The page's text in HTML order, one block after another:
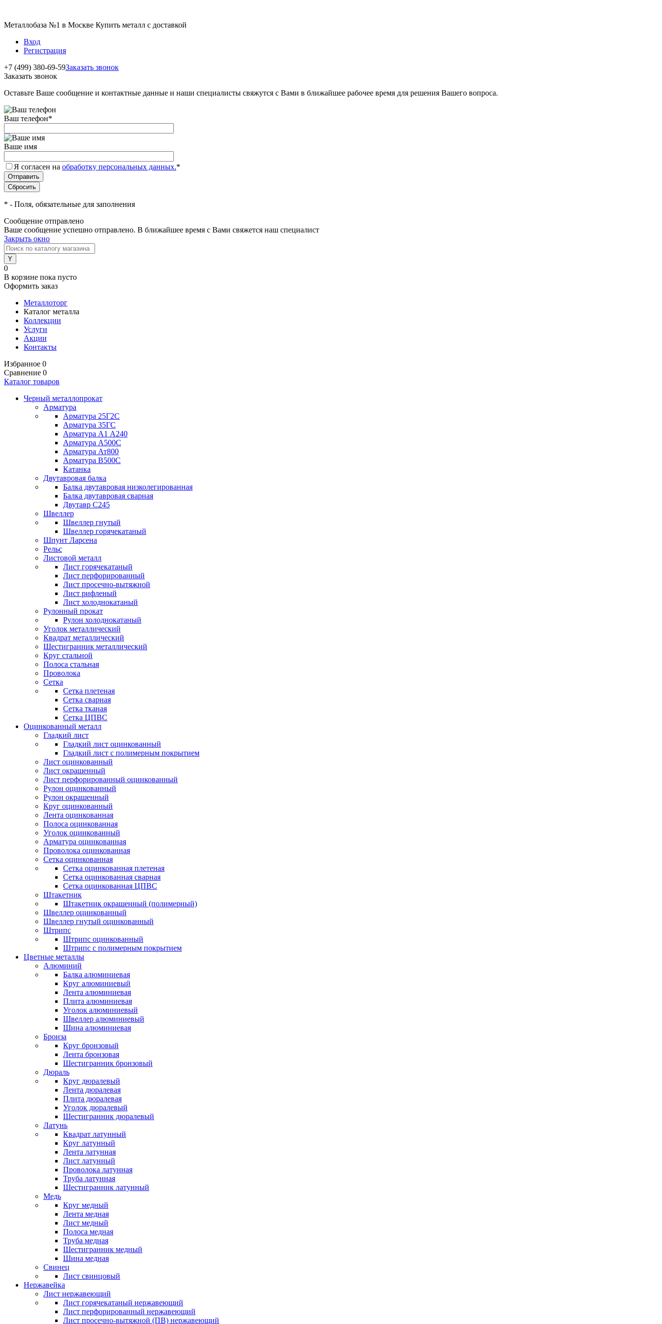
Металлобаза №1 в Москве Купить металл с доставкой
Вход
Регистрация
+7 (499) 380-69-59Заказать звонок
Заказать звонок
Оставьте Ваше сообщение и контактные данные и наши специалисты свяжутся с Вами в ближайшее рабочее время для решения Вашего вопроса.
Ваш телефон*
Ваше имя
Я согласен на обработку персональных данных.*
* - Поля, обязательные для заполнения
Сообщение отправлено
Ваше сообщение успешно отправлено. В ближайшее время с Вами свяжется наш специалист
Закрыть окно
0
В корзине пока пусто
Оформить заказ
Металлоторг
Каталог металла
Коллекции
Услуги
Акции
Контакты
Избранное 0
Сравнение 0
Каталог товаров
Черный металлопрокат
Арматура
Арматура 25Г2С
Арматура 35ГС
Арматура А1 А240
Арматура А500С
Арматура Ат800
Арматура В500С
Катанка
Двутавровая балка
Балка двутавровая низколегированная
Балка двутавровая сварная
Двутавр С245
Швеллер
Швеллер гнутый
Швеллер горячекатаный
Шпунт Ларсена
Рельс
Листовой металл
Лист горячекатаный
Лист перфорированный
Лист просечно-вытяжной
Лист рифленый
Лист холоднокатаный
Рулонный прокат
Рулон холоднокатаный
Уголок металлический
Квадрат металлический
Шестигранник металлический
Круг стальной
Полоса стальная
Проволока
Сетка
Сетка плетеная
Сетка сварная
Сетка тканая
Сетка ЦПВС
Оцинкованный металл
Гладкий лист
Гладкий лист оцинкованный
Гладкий лист с полимерным покрытием
Лист оцинкованный
Лист окрашенный
Лист перфорированный оцинкованный
Рулон оцинкованный
Рулон окрашенный
Круг оцинкованный
Лента оцинкованная
Полоса оцинкованная
Уголок оцинкованный
Арматура оцинкованная
Проволока оцинкованная
Сетка оцинкованная
Сетка оцинкованная плетеная
Сетка оцинкованная сварная
Сетка оцинкованная ЦПВС
Штакетник
Штакетник окрашенный (полимерный)
Швеллер оцинкованный
Швеллер гнутый оцинкованный
Штрипс
Штрипс оцинкованный
Штрипс с полимерным покрытием
Цветные металлы
Алюминий
Балка алюминиевая
Круг алюминиевый
Лента алюминиевая
Плита алюминиевая
Уголок алюминиевый
Швеллер алюминиевый
Шина алюминиевая
Бронза
Круг бронзовый
Лента бронзовая
Шестигранник бронзовый
Дюраль
Круг дюралевый
Лента дюралевая
Плита дюралевая
Уголок дюралевый
Шестигранник дюралевый
Латунь
Квадрат латунный
Круг латунный
Лента латунная
Лист латунный
Проволока латунная
Труба латунная
Шестигранник латунный
Медь
Круг медный
Лента медная
Лист медный
Полоса медная
Труба медная
Шестигранник медный
Шина медная
Свинец
Лист свинцовый
Нержавейка
Лист нержавеющий
Лист горячекатаный нержавеющий
Лист перфорированный нержавеющий
Лист просечно-вытяжной (ПВ) нержавеющий